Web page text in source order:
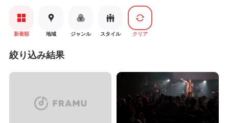
新着順 地域 ジャンル スタイル クリア
絞り込み結果